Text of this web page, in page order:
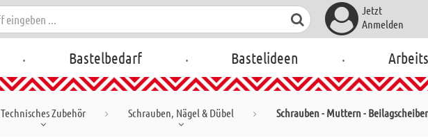
Jetzt
Anmelden
. Bastelbedarf . Bastelideen .
Technisches Zubehör Schrauben, Nägel & Dübel Schrauben - Muttern -